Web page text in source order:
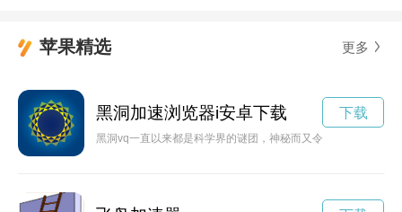
苹果精选 更多
黑洞加速浏览器i安卓下载
黑洞vq一直以来都是科学界的谜团，神秘而又令人着迷。本文
下载